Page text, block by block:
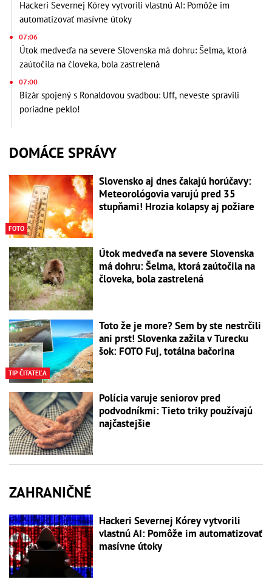
Hackeri Severnej Kórey vytvorili vlastnú AI: Pomôže im
automatizovať masívne útoky
07:06
Útok medveďa na severe Slovenska má dohru: Šelma, ktorá
zaútočila na človeka, bola zastrelená
07:00
Bizár spojený s Ronaldovou svadbou: Uff, neveste spravili
poriadne peklo!
DOMÁCE SPRÁVY
FOTO
Slovensko aj dnes čakajú horúčavy:
Meteorológovia varujú pred 35
stupňami! Hrozia kolapsy aj požiare
Útok medveďa na severe Slovenska
má dohru: Šelma, ktorá zaútočila na
človeka, bola zastrelená
TIP ČITATEĽA
Toto že je more? Sem by ste nestrčili
ani prst! Slovenka zažila v Turecku
šok: FOTO Fuj, totálna bačorina
Polícia varuje seniorov pred
podvodníkmi: Tieto triky používajú
najčastejšie
ZAHRANIČNÉ
Hackeri Severnej Kórey vytvorili
vlastnú AI: Pomôže im automatizovať
masívne útoky